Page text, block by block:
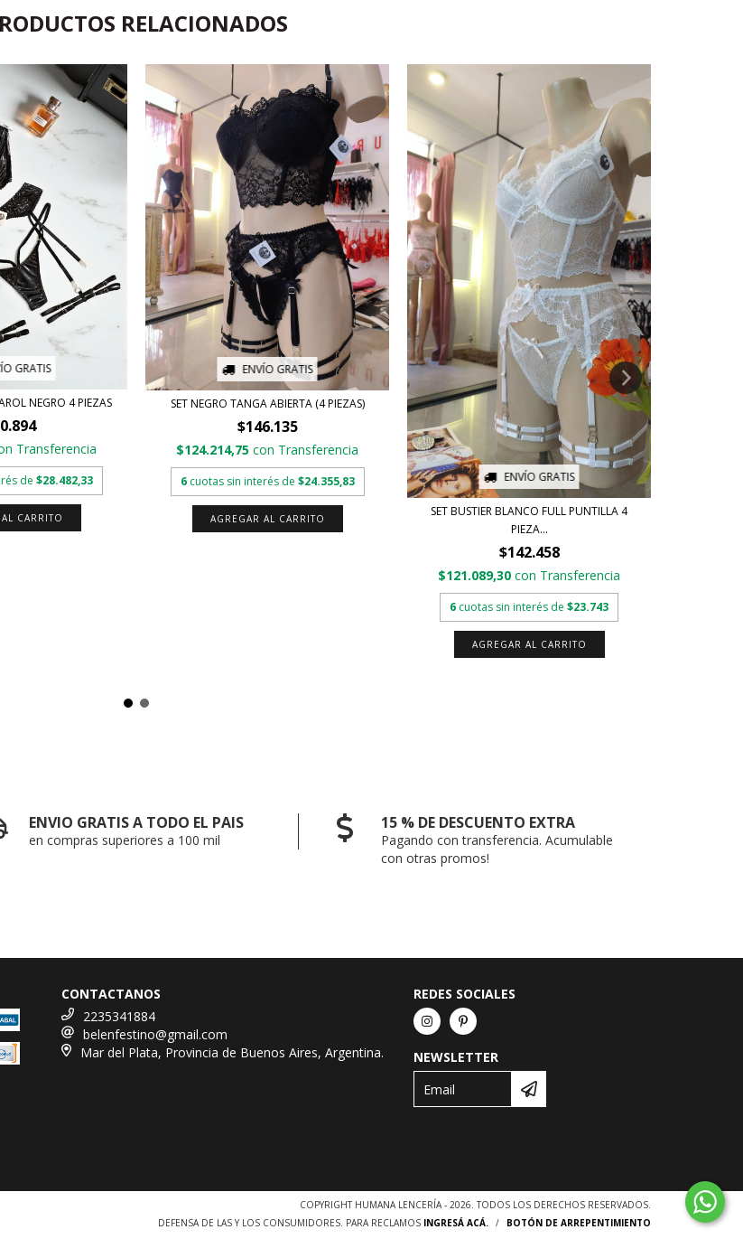
RELACIONADOS
GRATIS
NEGRO 4 PIEZAS
Transferencia
de $28.482,33
CARRITO
ENVÍO GRATIS
SET NEGRO TANGA ABIERTA (4 PIEZAS)
$146.135
$124.214,75 con Transferencia
6 cuotas sin interés de $24.355,83
AGREGAR AL CARRITO
ENVÍO GRATIS
SET BUSTIER BLANCO FULL PUNTILLA 4
PIEZA...
$142.458
$121.089,30 con Transferencia
6 cuotas sin interés de $23.743
AGREGAR AL CARRITO
ENVIO GRATIS A TODO EL PAIS
en compras superiores a 100 mil
15 % DE DESCUENTO EXTRA
Pagando con transferencia. Acumulable
con otras promos!
CONTACTANOS
2235341884
belenfestino@gmail.com
Mar del Plata, Provincia de Buenos Aires, Argentina.
REDES SOCIALES
NEWSLETTER
COPYRIGHT HUMANA LENCERÍA - 2026. TODOS LOS DERECHOS RESERVADOS.
DEFENSA DE LAS Y LOS CONSUMIDORES. PARA RECLAMOS INGRESÁ ACÁ. / BOTÓN DE ARREPENTIMIENTO